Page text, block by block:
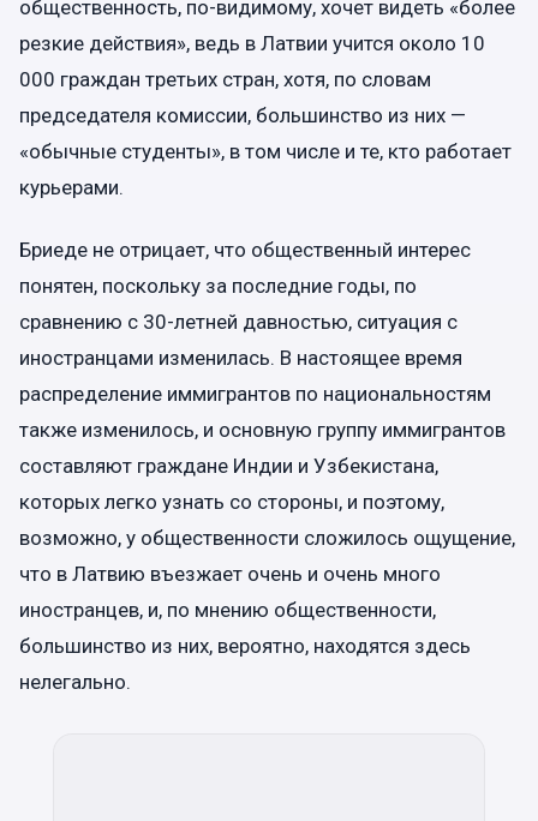
общественность, по-видимому, хочет видеть «более
резкие действия», ведь в Латвии учится около 10
000 граждан третьих стран, хотя, по словам
председателя комиссии, большинство из них —
«обычные студенты», в том числе и те, кто работает
курьерами.
Бриеде не отрицает, что общественный интерес
понятен, поскольку за последние годы, по
сравнению с 30-летней давностью, ситуация с
иностранцами изменилась. В настоящее время
распределение иммигрантов по национальностям
также изменилось, и основную группу иммигрантов
составляют граждане Индии и Узбекистана,
которых легко узнать со стороны, и поэтому,
возможно, у общественности сложилось ощущение,
что в Латвию въезжает очень и очень много
иностранцев, и, по мнению общественности,
большинство из них, вероятно, находятся здесь
нелегально.